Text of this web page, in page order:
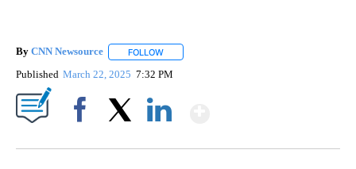
By CNN Newsource FOLLOW
Published March 22, 2025 7:32 PM